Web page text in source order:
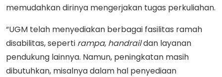
memudahkan dirinya mengerjakan tugas perkuliahan.
“UGM telah menyediakan berbagai fasilitas ramah
disabilitas, seperti rampa, handraildan layanan
pendukung lainnya. Namun, peningkatan masih
dibutuhkan, misalnya dalam hal penyediaan